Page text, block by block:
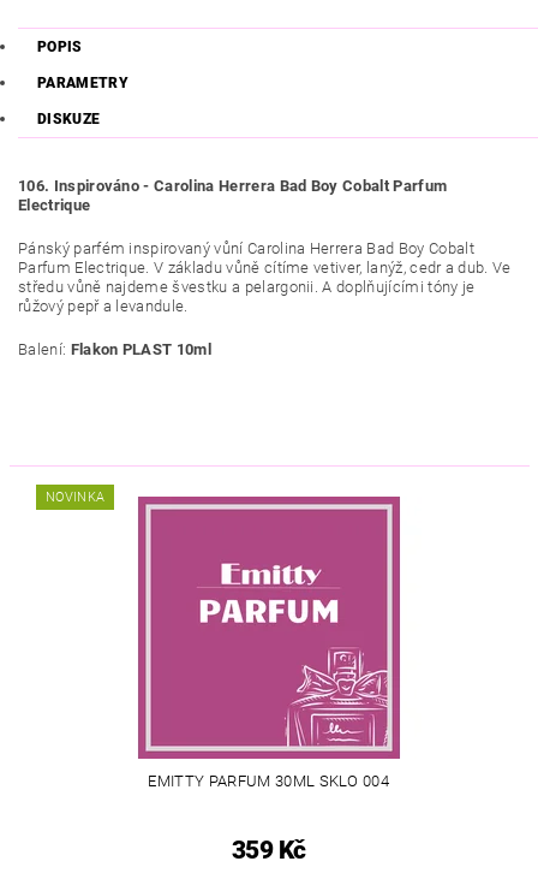
POPIS
PARAMETRY
DISKUZE
106. Inspirováno - Carolina Herrera Bad Boy Cobalt Parfum
Electrique
Pánský parfém inspirovaný vůní Carolina Herrera Bad Boy Cobalt
Parfum Electrique. V základu vůně cítíme vetiver, lanýž, cedr a dub Ve
středu vůně najdemešvestku a pelargonii . A doplňujícími tóny je
růžový pepř a levandule.
Balení: Flakon PLAST 10ml
NOVINKA
EMITTY PARFUM 30ML SKLO 004
359 Kč